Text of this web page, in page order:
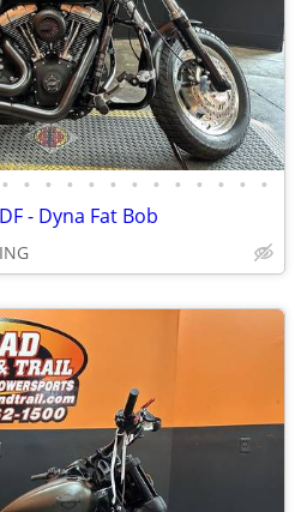
• • • • • • • • • • • • •
- Dyna Fat Bob